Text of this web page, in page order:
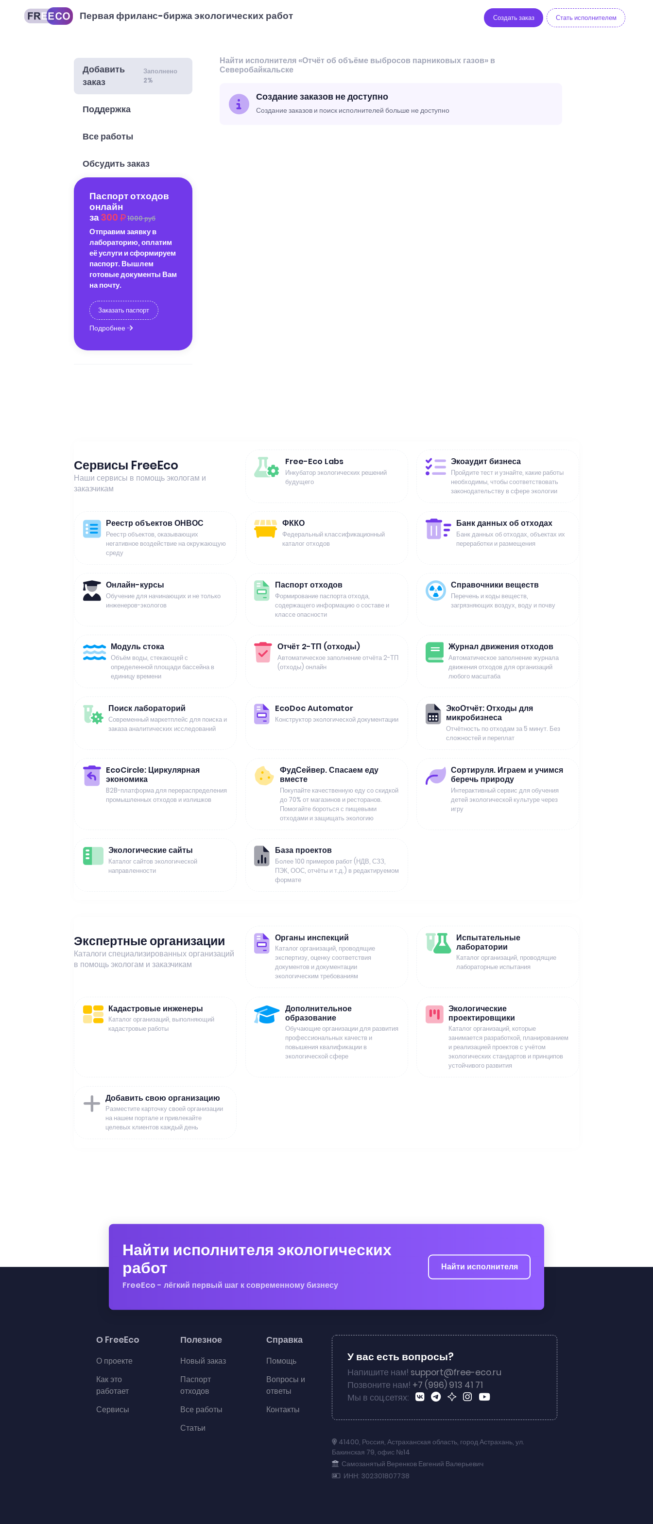
Первая фриланс-биржа экологических работ Создать заказ Стать исполнителем
Добавить
заказ
Заполнено
2%
Поддержка
Все работы
Обсудить заказ
Паспорт отходов
онлайн
за300 1000 руб
Отправим заявку в
лабораторию, оплатим
её услуги и сформируем
паспорт. Вышлем
готовые документы Вам
на почту.
Заказать паспорт
Подробнее
Найти исполнителя «Отчёт об объёме выбросов парниковых газов» в
Северобайкальске
Создание заказов не доступно
Создание заказов и поиск исполнителей больше не доступно
Сервисы FreeEco
Наши сервисы в помощь экологам и
заказчикам
Free-Eco Labs
Инкубатор экологических решений
будущего
Экоаудит бизнеса
Пройдите тест и узнайте, какие работы
необходимы, чтобы соответствовать
законодательству в сфере экологии
Реестр объектов ОНВОС
Реестр объектов, оказывающих
негативное воздействие на окружающую
среду
ФККО
Федеральный классификационный
каталог отходов
Банк данных об отходах
Банк данных об отходах, объектах их
переработки и размещения
Онлайн-курсы
Обучение для начинающих и не только
инженеров-экологов
Паспорт отходов
Формирование паспорта отхода,
содержащего информацию о составе и
классе опасности
Справочники веществ
Перечень и коды веществ,
загрязняющих воздух, воду и почву
Модуль стока
Объём воды, стекающей с
определенной площади бассейна в
единицу времени
Отчёт 2-ТП (отходы)
Автоматическое заполнение отчёта 2-ТП
(отходы) онлайн
Журнал движения отходов
Автоматическое заполнение журнала
движения отходов для организаций
любого масштаба
Поиск лабораторий
Современный маркетплейс для поиска и
заказа аналитических исследований
EcoDoc Automator
Конструктор экологической документации
ЭкоОтчёт: Отходы для
микробизнеса
Отчётность по отходам за 5 минут. Без
сложностей и переплат
EcoCircle: Циркулярная
экономика
B2B-платформа для перераспределения
промышленных отходов и излишков
ФудСейвер. Спасаем еду
вместе
Покупайте качественную еду со скидкой
до 70% от магазинов и ресторанов.
Помогайте бороться с пищевыми
отходами и защищать экологию
Сортируля. Играем и учимся
беречь природу
Интерактивный сервис для обучения
детей экологической культуре через
игру
Экологические сайты
Каталог сайтов экологической
направленности
База проектов
Более 100 примеров работ (НДВ, СЗЗ,
ПЭК, ООС, отчёты и т.д.) в редактируемом
формате
Экспертные организации
Каталоги специализированных организаций
в помощь экологам и заказчикам
Органы инспекций
Каталог организаций, проводящие
экспертизу, оценку соответствия
документов и документации
экологическим требованиям
Испытательные
лаборатории
Каталог организаций, проводящие
лабораторные испытания
Кадастровые инженеры
Каталог организаций, выполняющий
кадастровые работы
Дополнительное
образование
Обучающие организации для развития
профессиональных качеств и
повышения квалификации в
экологической сфере
Экологические
проектировщики
Каталог организаций, которые
занимается разработкой, планированием
и реализацией проектов с учётом
экологических стандартов и принципов
устойчивого развития
Добавить свою организацию
Разместите карточку своей организации
на нашем портале и привлекайте
целевых клиентов каждый день
Найти исполнителя экологических
работ
FreeEco - лёгкий первый шаг к современному бизнесу
Найти исполнителя
О FreeEco
О проекте
Как это
работает
Сервисы
Полезное
Новый заказ
Паспорт
отходов
Все работы
Статьи
Справка
Помощь
Вопросы и
ответы
Контакты
У вас есть вопросы?
Напишите нам! support@free-eco.ru
Позвоните нам! +7 (996) 913 41 71
Мы в соц.сетях:
41400, Россия, Астраханская область, город Астрахань, ул.
Бакинская 79, офис №14
Самозанятый Веренков Евгений Валерьевич
ИНН: 302301807738